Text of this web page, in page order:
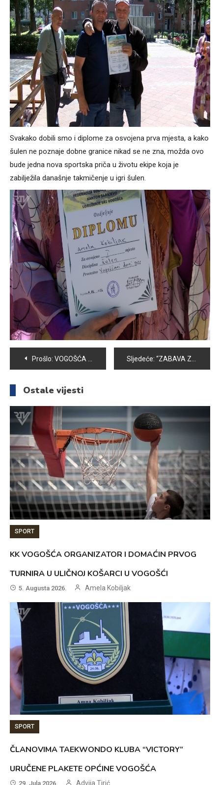
Svakako dobili smo i diplome za osvojena prva mjesta, a kako
šulen ne poznaje dobne granice nikad se ne zna, možda ovo
bude jedna nova sportska priča u životu ekipe koja je
zabilježila današnje takmičenje u igri šulen.
Navigacija
članaka
Prošlo: VOGOŠĆA NOĆAS U BOJAMA REPREZENTACIJE BiH Sljedeće: “ZABAVA ZA MALIŠANE” PUN POGODAK KAKO ZA MALIŠANE TAKO I ZA NJIHOVE RODITELJE
Ostale vijesti
SPORT
KK VOGOŠĆA ORGANIZATOR I DOMAĆIN PRVOG
TURNIRA U ULIČNOJ KOŠARCI U VOGOŠĆI
5. Augusta 2026. Amela Kobiljak
SPORT
ČLANOVIMA TAEKWONDO KLUBA “VICTORY”
URUČENE PLAKETE OPĆINE VOGOŠĆA
29. Jula 2026. Advija Tirić